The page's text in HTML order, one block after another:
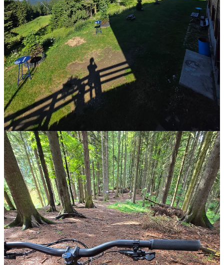
Relația e bidirecțională:
Ce mănânci influențează microbiomul – și implicit cum se
simte creierul tău sus.
Dar și cum te simți – adică dacă ești stresat, obosit, tensionat –
influențează microbiomul - cel de-al doilea creier.
De aceea, ca să ai un microbiom sănătos nu e suficient doar să
mănânci cele30 de plante pe săptămână(da, ele ajută enorm!), ci e
nevoie și de un creier odihnit, relaxat,
aerisit
. Un creier care nu atacă
zilnic, prin stres și noradrenalină, coloniile de bacterii bune care
încearcă să-ți țină echilibrul.
Așa că, apropo de microbiom: azi nu-ți recomand doar o farfurie. Ci
o plimbare. O urcare pe munte. O coborâre printre copaci. Ai grijă
de tine și de cei doi creieri ai tăi.
Apropo de microbiom si farfurie - (toate bacteriile bune din
intestinul tău) - acesta iubește diversitatea. Are nevoie de fibre, adică
de mâncare pentru ele, ca să producă substanțe benefice pentru tine,
precum acizii grași cu lanț scurt, care scad inflamația, întăresc
bariera intestinală și ajută chiar și la reglarea metabolismului. Ideal e
să mănânci fructe și legume cât mai diverse, cu tot cu coajă (acolo
unde se poate), leguminoase, nuci, semințe, verdețuri. Cu cât mai
colorat și variat, cu atât mai bine. Poți să mănânci, lejer, cele 30 de
plante diferite într-o săptămână, de la salată verde, rucola, pătrunjel,
mentă, mărar, până la fasole, linte, ceapă, usturoi, morcov, sfeclă,
varză, piersici, afine, pepene… Lista e lungă și plină de gust!